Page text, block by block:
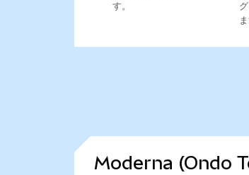
す。
Moderna (Ondo